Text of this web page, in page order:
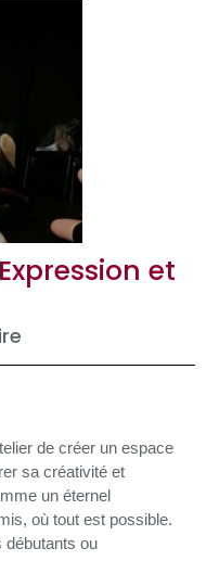
et
de créer un espace
sa créativité et
un éternel
où tout est possible.
débutants ou